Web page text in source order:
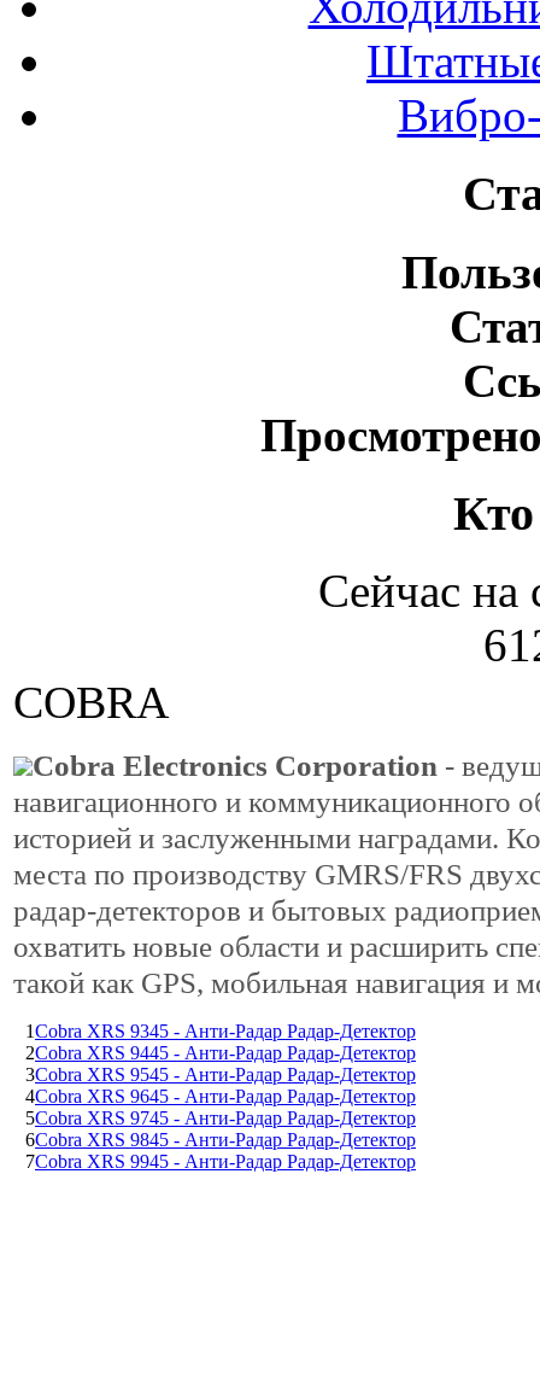
Кто
Сейчас на
COBRA
Cobra Electronics Corporation -
навигационного и коммуникационного
историей и заслуженными наградами.
места по производству GMRS/FRS
радар-детекторов и бытовых
охватить новые области и расширить
такой как GPS, мобильная навигация и
1Cobra XRS 9345 - Анти-Радар Радар-Детектор
2Cobra XRS 9445 - Анти-Радар Радар-Детектор
3Cobra XRS 9545 - Анти-Радар Радар-Детектор
4Cobra XRS 9645 - Анти-Радар Радар-Детектор
5Cobra XRS 9745 - Анти-Радар Радар-Детектор
6Cobra XRS 9845 - Анти-Радар Радар-Детектор
7Cobra XRS 9945 - Анти-Радар Радар-Детектор